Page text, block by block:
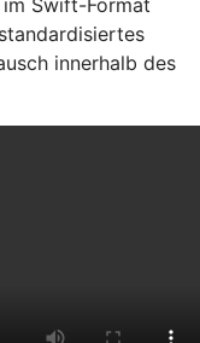
Swift-Format
innerhalb des